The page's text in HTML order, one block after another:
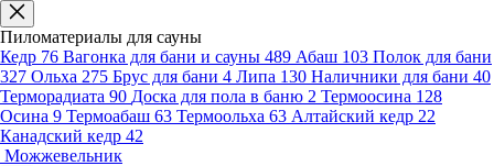
Пиломатериалы для сауны
Кедр 76 Вагонка для бани и сауны 489 Абаш 103 Полок для бани
327 Ольха 275 Брус для бани 4 Липа 130 Наличники для бани 40
Терморадиата 90 Доска для пола в баню 2 Термоосина 128
Осина 9 Термоабаш 63 Термоольха 63 Алтайский кедр 22
Канадский кедр 42
Можжевельник